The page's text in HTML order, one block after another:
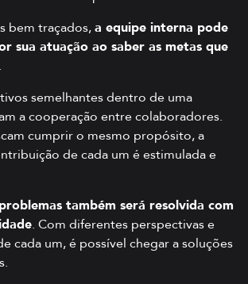
bem traçados,a equipe interna pode
sua atuação ao saber as metas que
.
semelhantes dentro de uma
a cooperação entre colaboradores.
cumprir o mesmo propósito, a
de cada um é estimulada e
também será resolvida com
. Com diferentes perspectivas e
cada um, é possível chegar a soluções